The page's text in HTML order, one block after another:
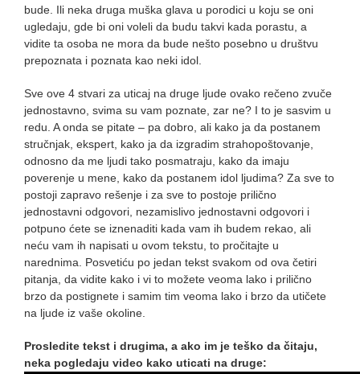
bude. Ili neka druga muška glava u porodici u koju se oni
ugledaju, gde bi oni voleli da budu takvi kada porastu, a
vidite ta osoba ne mora da bude nešto posebno u društvu
prepoznata i poznata kao neki idol.
Sve ove 4 stvari za uticaj na druge ljude ovako rečeno zvuče
jednostavno, svima su vam poznate, zar ne? I to je sasvim u
redu. A onda se pitate – pa dobro, ali kako ja da postanem
stručnjak, ekspert, kako ja da izgradim strahopoštovanje,
odnosno da me ljudi tako posmatraju, kako da imaju
poverenje u mene, kako da postanem idol ljudima? Za sve to
postoji zapravo rešenje i za sve to postoje prilično
jednostavni odgovori, nezamislivo jednostavni odgovori i
potpuno ćete se iznenaditi kada vam ih budem rekao, ali
neću vam ih napisati u ovom tekstu, to pročitajte u
narednima. Posvetiću po jedan tekst svakom od ova četiri
pitanja, da vidite kako i vi to možete veoma lako i prilično
brzo da postignete i samim tim veoma lako i brzo da utičete
na ljude iz vaše okoline.
Prosledite tekst i drugima, a ako im je teško da čitaju,
neka pogledaju video kako uticati na druge: